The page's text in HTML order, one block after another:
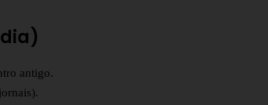
antigo.